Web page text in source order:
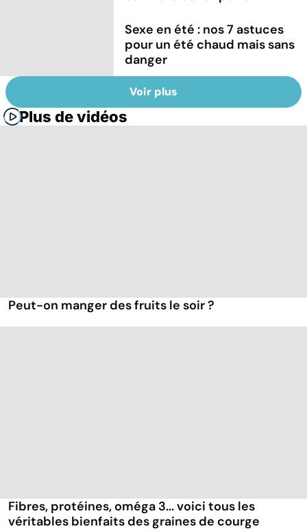
Sexe en été : nos 7 astuces
pour un été chaud mais sans
danger
Voir plus
Plus de vidéos
Peut-on manger des fruits le soir ?
Fibres, protéines, oméga 3... voici tous les
véritables bienfaits des graines de courge